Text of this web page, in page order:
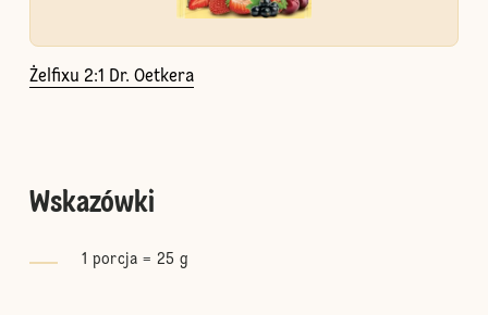
Żelfixu 2:1 Dr. Oetkera
Wskazówki
1 porcja = 25 g